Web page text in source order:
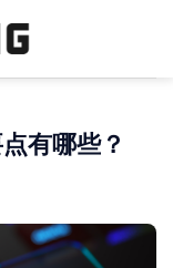
有哪些？